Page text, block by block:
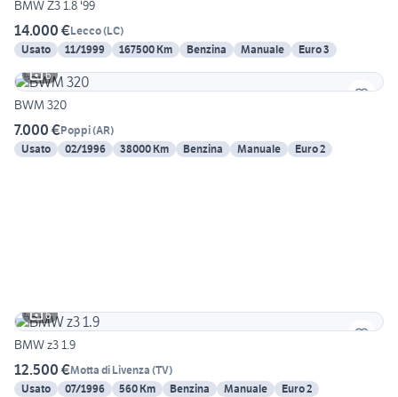
BMW Z3 1.8 '99
14.000 €Lecco(LC)
Usato
11/1999 167500 Km Benzina Manuale
Euro 3
6
BWM 320
7.000 €Poppi(AR)
Usato
02/1996 38000 Km Benzina Manuale Euro 2
6
BMW z3 1.9
12.500 €Motta di Livenza (TV)
Usato
07/1996 560 Km Benzina Manuale Euro 2